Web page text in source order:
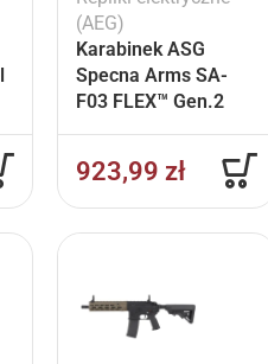
(AEG)
Karabinek ASG
Specna Arms SA-
F03 FLEX™ Gen.2
923,99 zł